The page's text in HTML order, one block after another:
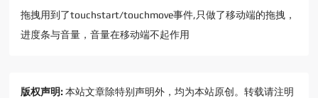
拖拽用到了touchstart/touchmove事件,只做了移动端的拖拽，
进度条与音量，音量在移动端不起作用
版权声明:本站文章除特别声明外，均为本站原创。转载请注明